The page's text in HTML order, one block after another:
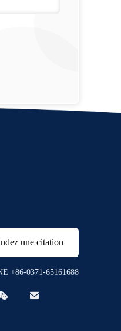
une citation
+86-0371-65161688
